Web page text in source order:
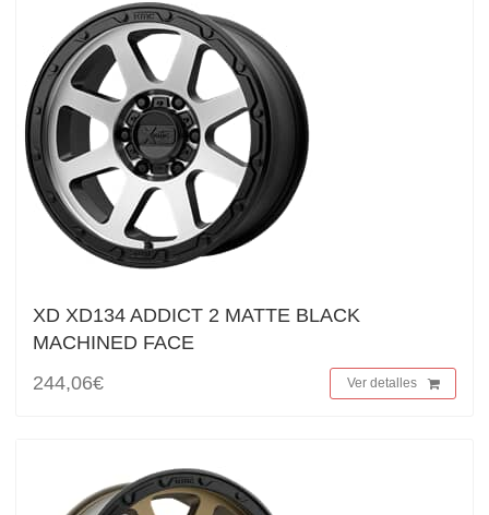
XD XD134 ADDICT 2 MATTE BLACK
MACHINED FACE
244,06€
Ver detalles